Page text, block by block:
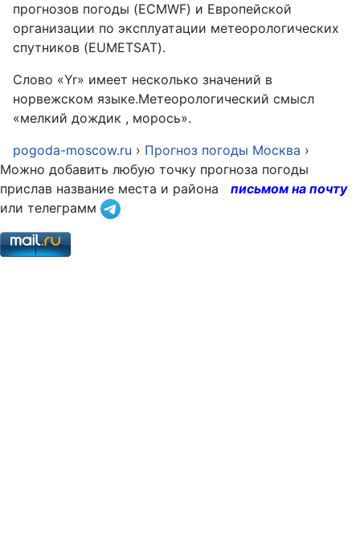
прогнозов погоды (ECMWF) и Европейской
организации по эксплуатации метеорологических
спутников (EUMETSAT).
Слово «Yr» имеет несколько значений в
норвежском языке.Метеорологический смысл
«мелкий дождик , морось».
pogoda-moscow.ru › Прогноз погоды Москва ›
Можно добавить любую точку прогноза погоды
прислав название места и района
письмом на почту
или телеграмм